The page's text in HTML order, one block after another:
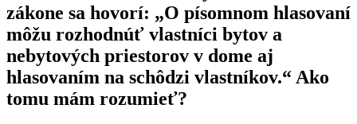
zákone sa hovorí: „O písomnom hlasovaní
môžu rozhodnúť vlastníci bytov a
nebytových priestorov v dome aj
hlasovaním na schôdzi vlastníkov.“ Ako
tomu mám rozumieť?